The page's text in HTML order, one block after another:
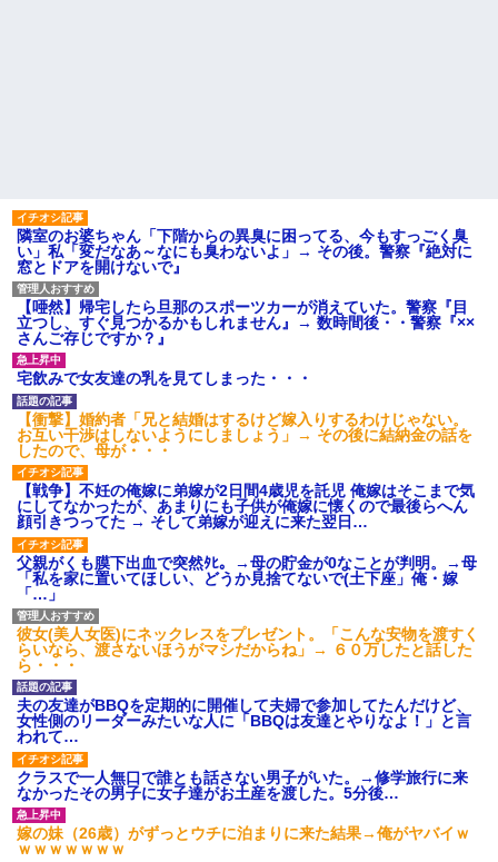
後続車にクラクションを鳴ら
され彼氏が逆切れ。「何クラク
ション鳴らしてんだ！降りてこ
いよ！」と怒鳴りだし...
【衝撃】報酬100万円超の治験
募集がこちらｗｗｗｗｗ(※画像
あり)
【ネット騒然】惨殺されたタ
ワマン頂き女子のこの動画、す
げえええええｗｗｗｗｗｗｗｗ
ｗｗｗ
【愕然】白のクラウン俺氏、
高速道路左車線を制限速度で走
った結果wwwwwwwwwwww
百年の恋12-899 食べた量を
張り合ってくる
【悲報】佐藤輝明・・・２軍
でも盛大にやらかす←あまり悲
しませないでくれ
隣室のお婆ちゃん「下階からの異臭に困ってる、今もすっごく臭
い」私「変だなあ～なにも臭わないよ」→ その後。警察『絶対に
窓とドアを開けないで』
【唖然】帰宅したら旦那のスポーツカーが消えていた。警察『目
立つし、すぐ見つかるかもしれません』→ 数時間後・・警察『××
さんご存じですか？』
宅飲みで女友達の乳を見てしまった・・・
【衝撃】婚約者「兄と結婚はするけど嫁入りするわけじゃない。
お互い干渉はしないようにしましょう」→ その後に結納金の話を
したので、母が・・・
【戦争】不妊の俺嫁に弟嫁が2日間4歳児を託児 俺嫁はそこまで気
にしてなかったが、あまりにも子供が俺嫁に懐くので最後らへん
顔引きつってた → そして弟嫁が迎えに来た翌日…
父親がくも膜下出血で突然ﾀﾋ。→母の貯金が0なことが判明。→母
「私を家に置いてほしい、どうか見捨てないで(土下座」俺・嫁
「…」
彼女(美人女医)にネックレスをプレゼント。「こんな安物を渡すく
らいなら、渡さないほうがマシだからね」→ ６０万したと話した
ら・・・
夫の友達がBBQを定期的に開催して夫婦で参加してたんだけど、
女性側のリーダーみたいな人に「BBQは友達とやりなよ！」と言
われて…
クラスで一人無口で誰とも話さない男子がいた。→修学旅行に来
なかったその男子に女子達がお土産を渡した。5分後…
嫁の妹（26歳）がずっとウチに泊まりに来た結果→俺がヤバイｗ
ｗｗｗｗｗｗｗ